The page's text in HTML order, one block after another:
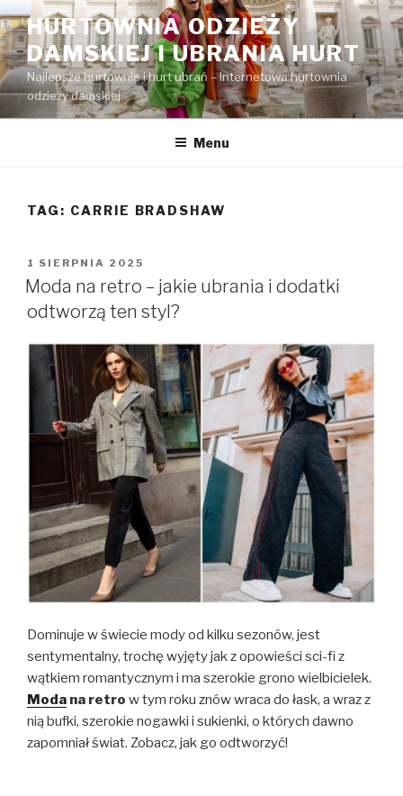
Przejdź
do
treści
HURTOWNIA ODZIEŻY
DAMSKIEJ I UBRANIA HURT
Najlepsze hurtownie i hurt ubrań – Internetowa hurtownia
odzieży damskiej
Menu
TAG: CARRIE BRADSHAW
OPUBLIKOWANE
W
1 SIERPNIA 2025
Moda na retro – jakie ubrania i dodatki
odtworzą ten styl?
Dominuje w świecie mody od kilku sezonów, jest
sentymentalny, trochę wyjęty jak z opowieści sci-fi z
wątkiem romantycznym i ma szerokie grono wielbicielek.
Moda na retro w tym roku znów wraca do łask, a wraz z
nią bufki, szerokie nogawki i sukienki, o których dawno
zapomniał świat. Zobacz, jak go odtworzyć!